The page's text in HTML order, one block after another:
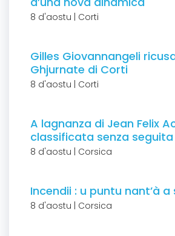
8 d'aostu | Corti
Gilles Giovannangeli
Ghjurnate di Corti
8 d'aostu | Corti
A lagnanza di Jean Felix
classificata senza seguita
8 d'aostu | Corsica
Incendii : u puntu nant’à
8 d'aostu | Corsica